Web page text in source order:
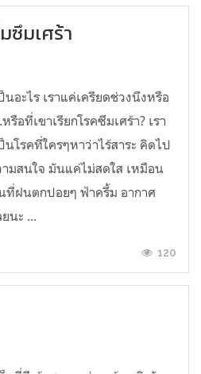
ซึมเศร้า
นอะไร เราแค่เครียดช่วงนึงหรือ
รือที่เขาเรียกโรคซึมเศร้า? เรา
นโรคที่ใครๆหาว่าไร้สาระ คิดไป
ามสนใจ มันแค่ไม่สดใส เหมือน
ที่ฝนตกปอยๆ ฟ้าครึ้ม อากาศ
นะ ...
120